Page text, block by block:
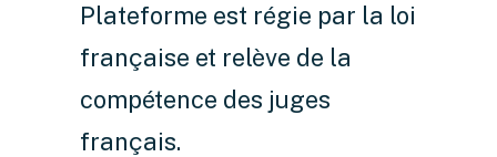
Plateforme est régie par la loi
française et relève de la
compétence des juges
français.